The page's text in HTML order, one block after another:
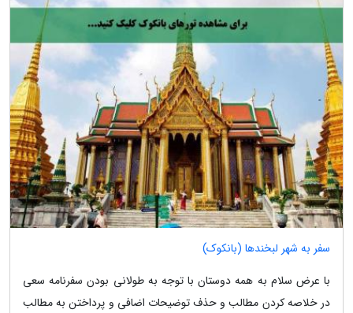
سفر به شهر لبخندها (بانکوک)
با عرض سلام به همه دوستان با توجه به طولانی بودن سفرنامه سعی
در خلاصه کردن مطالب و حذف توضیحات اضافی و پرداختن به مطالب